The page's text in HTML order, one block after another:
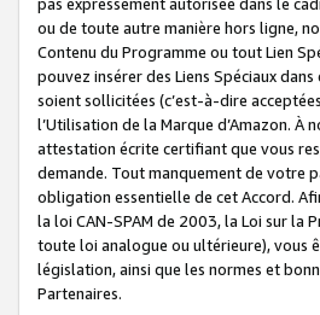
ou de toute autre manière hors ligne,
Contenu du Programme ou tout Lien
pouvez insérer des Liens Spéciaux
soient sollicitées (c’est-à-dire
l’Utilisation de la Marque d’Amazon.
attestation écrite certifiant que vous
demande. Tout manquement de votre
obligation essentielle de cet Accord.
la loi CAN-SPAM de 2003, la Loi sur la
toute loi analogue ou ultérieure), vous
législation, ainsi que les normes et
Partenaires.